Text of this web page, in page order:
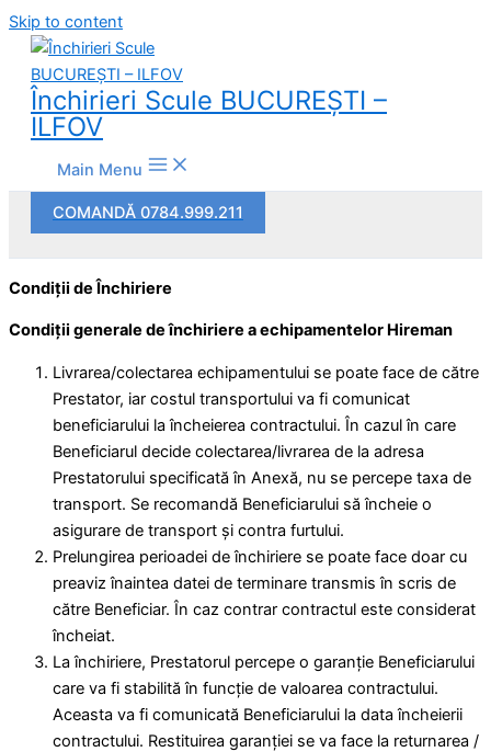
Skip to content
Închirieri Scule BUCUREŞTI –
ILFOV
Main Menu
COMANDĂ 0784.999.211
Condiţii de Închiriere
Condiţii generale de închiriere a echipamentelor Hireman
Livrarea/colectarea echipamentului se poate face de către
Prestator, iar costul transportului va fi comunicat
beneficiarului la încheierea contractului. În cazul în care
Beneficiarul decide colectarea/livrarea de la adresa
Prestatorului specificată în Anexă, nu se percepe taxa de
transport. Se recomandă Beneficiarului să încheie o
asigurare de transport şi contra furtului.
Prelungirea perioadei de închiriere se poate face doar cu
preaviz înaintea datei de terminare transmis în scris de
către Beneficiar. În caz contrar contractul este considerat
încheiat.
La închiriere, Prestatorul percepe o garanție Beneficiarului
care va fi stabilită în funcție de valoarea contractului.
Aceasta va fi comunicată Beneficiarului la data încheierii
contractului. Restituirea garanției se va face la returnarea /